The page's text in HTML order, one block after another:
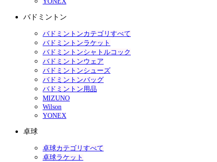
バドミントン
バドミントンカテゴリすべて
バドミントンラケット
バドミントンシャトルコック
バドミントンウェア
バドミントンシューズ
バドミントンバッグ
バドミントン用品
MIZUNO
Wilson
YONEX
卓球
卓球カテゴリすべて
卓球ラケット